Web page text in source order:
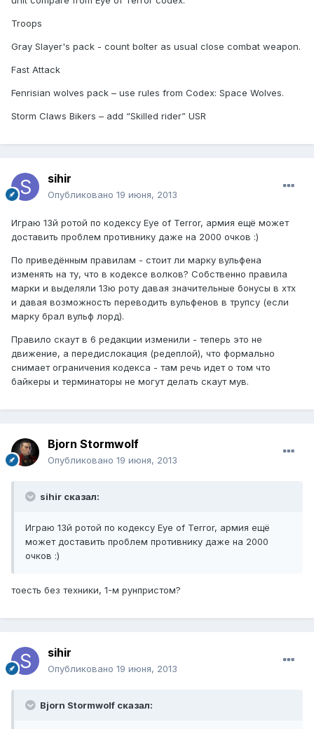
Troops
Gray Slayer's pack - count bolter as usual close combat weapon.
Fast Attack
Fenrisian wolves pack – use rules from Codex: Space Wolves.
Storm Claws Bikers – add “Skilled rider” USR
sihir
Опубликовано 19 июня, 2013
Играю 13й ротой по кодексу Eye of Terror, армия ещё может
доставить проблем противнику даже на 2000 очков :)
По приведённым правилам - стоит ли марку вульфена
изменять на ту, что в кодексе волков? Собственно правила
марки и выделяли 13ю роту давая значительные бонусы в хтх
и давая возможность переводить вульфенов в трупсу (если
марку брал вульф лорд).
Правило скаут в 6 редакции изменили - теперь это не
движение, а передислокация (редеплой), что формально
снимает ограничения кодекса - там речь идет о том что
байкеры и терминаторы не могут делать скаут мув.
Bjorn Stormwolf
Опубликовано 19 июня, 2013
sihir сказал:
Играю 13й ротой по кодексу Eye of Terror, армия ещё
может доставить проблем противнику даже на 2000
очков :)
тоесть без техники, 1-м рунпристом?
sihir
Опубликовано 19 июня, 2013
Bjorn Stormwolf сказал: